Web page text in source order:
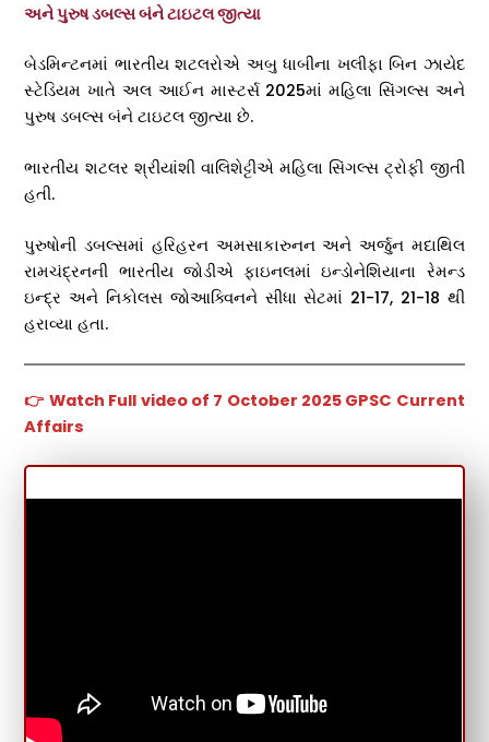
અને પુરુષ ડબલ્સ બંને ટાઇટલ જીત્યા
બેડમિન્ટનમાં ભારતીય શટલરોએ ​​અબુ ધાબીના ખલીફા બિન ઝાયેદ
સ્ટેડિયમ ખાતે અલ આઈન માસ્ટર્સ 2025માં મહિલા સિંગલ્સ અને
પુરુષ ડબલ્સ બંને ટાઇટલ જીત્યા છે.
ભારતીય શટલર શ્રીયાંશી વાલિશેટ્ટીએ મહિલા સિંગલ્સ ટ્રોફી જીતી
હતી.
પુરુષોની ડબલ્સમાં હરિહરન અમસાકારુનન અને અર્જુન મદાથિલ
રામચંદ્રનની ભારતીય જોડીએ ફાઇનલમાં ઇન્ડોનેશિયાના રેમન્ડ
ઇન્દ્ર અને નિકોલસ જોઆક્વિનને સીધા સેટમાં 21-17, 21-18 થી
હરાવ્યા હતા.
👉 Watch Full video of 7 October 2025 GPSC Current
Affairs